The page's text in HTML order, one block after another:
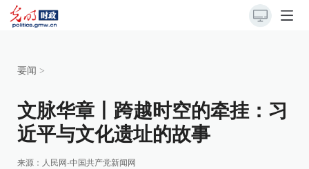
要闻 >
文脉华章丨跨越时空的牵挂：习
近平与文化遗址的故事
来源： 人民网-中国共产党新闻网